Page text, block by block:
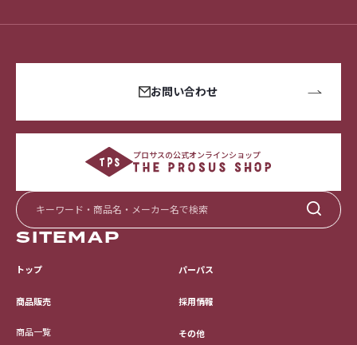
お問い合わせ
プロサスの公式オンラインショップ
SITEMAP
トップ
商品販売
商品一覧
パーパス
採用情報
その他